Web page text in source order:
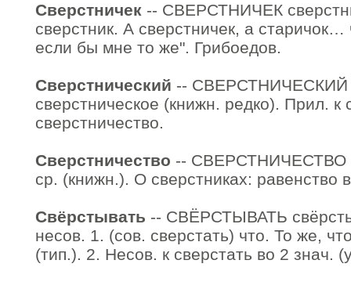
Сверстничек -- СВЕРСТНИЧЕК
сверстник. А сверстничек, а
если бы мне то же". Грибоедов.
Сверстнический -- СВЕРСТНИЧЕСКИЙ
сверстническое (книжн. редко). Прил. к
сверстничество.
Сверстничество -- СВЕРСТНИЧЕСТВО
ср. (книжн.). О сверстниках: равенство
Свёрстывать -- СВЁРСТЫВАТЬ
несов. 1. (сов. сверстать) что. То же,
(тип.). 2. Несов. к сверстать во 2 знач.